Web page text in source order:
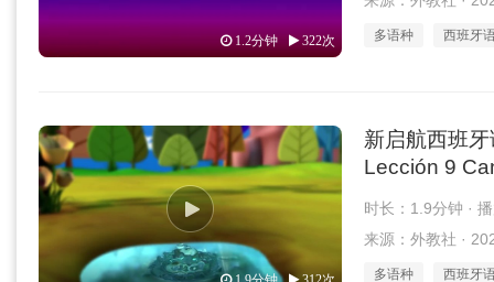
1.2分钟 322次 多语种 西班牙
新启航西班
Lección 9
时长：1.9分钟 ·
来源：外教社 ·
多语种 西班牙